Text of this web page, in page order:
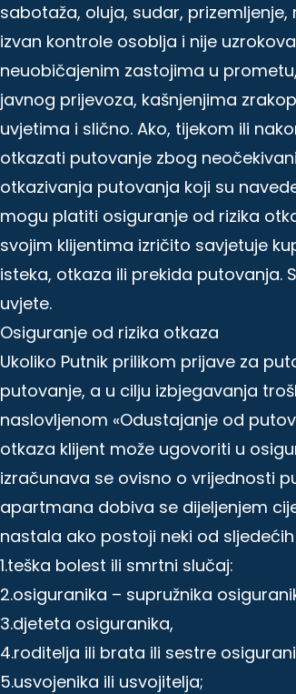
sabotaža, oluja, sudar,
izvan kontrole osoblja i nije
neuobičajenim zastojima u
javnog prijevoza, kašnjenjima
uvjetima i slično. Ako, tijekom ili
otkazati putovanje zbog
otkazivanja putovanja koji su
mogu platiti osiguranje od rizika
svojim klijentima izričito savjetuje
isteka, otkaza ili prekida
uvjete.
Osiguranje od rizika otkaza
Ukoliko Putnik prilikom prijave za
putovanje, a u cilju izbjegavanja
naslovljenom «Odustajanje od
otkaza klijent može ugovoriti u
izračunava se ovisno o vrijednosti
apartmana dobiva se dijeljenjem
nastala ako postoji neki od
1.teška bolest ili smrtni slučaj:
2.osiguranika – supružnika
3.djeteta osiguranika,
4.roditelja ili brata ili sestre
5.usvojenika ili usvojitelja;